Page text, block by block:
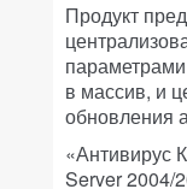
Продукт
в массив, и
обновления
«Антивирус
Server 2004/